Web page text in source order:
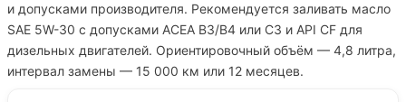
и допусками производителя. Рекомендуется заливать масло
SAE 5W-30 с допусками ACEA B3/B4 или C3 и API CF для
дизельных двигателей. Ориентировочный объём — 4,8 литра,
интервал замены — 15 000 км или 12 месяцев.